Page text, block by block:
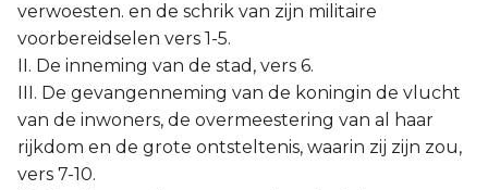
verwoesten. en de schrik van zijn militaire
voorbereidselen vers 1-5.
II. De inneming van de stad, vers 6.
III. De gevangenneming van de koningin de vlucht
van de inwoners, de overmeestering van al haar
rijkdom en de grote ontsteltenis, waarin zij zijn zou,
vers 7-10.